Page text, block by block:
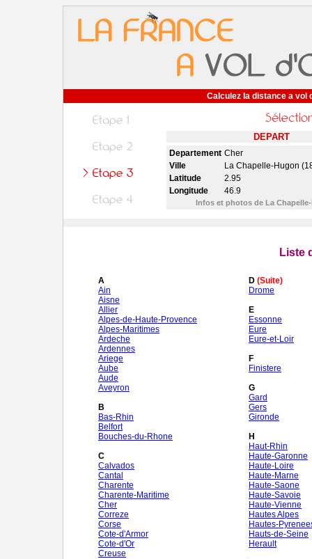
Calculez la distance a vol
DEPART
Departement Cher
Ville
La Chapelle-Hugon
Latitude
2.95
Longitude
46.9
Infos et photos de La
Liste
A
Ain
Aisne
Allier
Alpes-de-Haute-Provence
Alpes-Maritimes
Ardeche
Ardennes
Ariege
Aube
Aude
Aveyron
B
Bas-Rhin
Belfort
Bouches-du-Rhone
C
Calvados
Cantal
Charente
Charente-Maritime
Cher
Correze
Corse
Cote-d'Armor
Cote-d'Or
Creuse
D (Suite)
Drome
E
Essonne
Eure
Eure-et-Loir
F
Finistere
G
Gard
Gers
Gironde
H
Haut-Rhin
Haute-Garonne
Haute-Loire
Haute-Marne
Haute-Saone
Haute-Savoie
Haute-Vienne
Hautes Alpes
Hautes-
Hauts-de-Seine
Herault